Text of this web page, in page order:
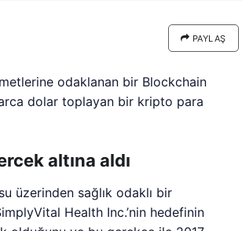
PAYLAŞ
odaklanan bir Blockchain
dolar toplayan bir kripto para
altına aldı
üzerinden sağlık odaklı bir
Health Inc.’nin hedefinin